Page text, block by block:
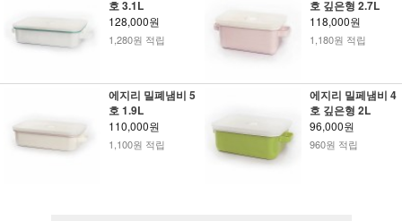
호 3.1L
128,000원
1,280원 적립
호 깊은형 2.7L
118,000원
1,180원 적립
에지리 밀폐냄비 5
호 1.9L
110,000원
1,100원 적립
에지리 밀페냄비 4
호 깊은형 2L
96,000원
960원 적립